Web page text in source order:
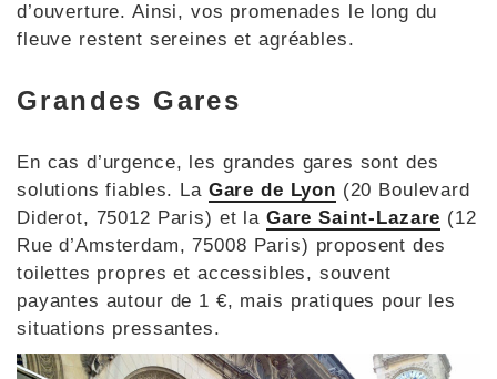
d’ouverture. Ainsi, vos promenades le long du
fleuve restent sereines et agréables.
Grandes Gares
En cas d’urgence, les grandes gares sont des
solutions fiables. La Gare de Lyon (20 Boulevard
Diderot, 75012 Paris) et la Gare Saint-Lazare (12
Rue d’Amsterdam, 75008 Paris) proposent des
toilettes propres et accessibles, souvent
payantes autour de 1 €, mais pratiques pour les
situations pressantes.